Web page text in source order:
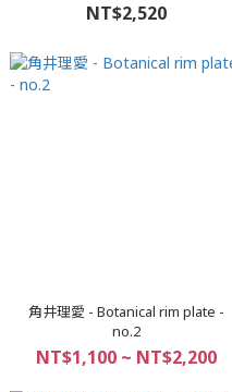
NT$2,520
角井理愛 - Botanical rim plate -
no.2
NT$1,100 ~ NT$2,200